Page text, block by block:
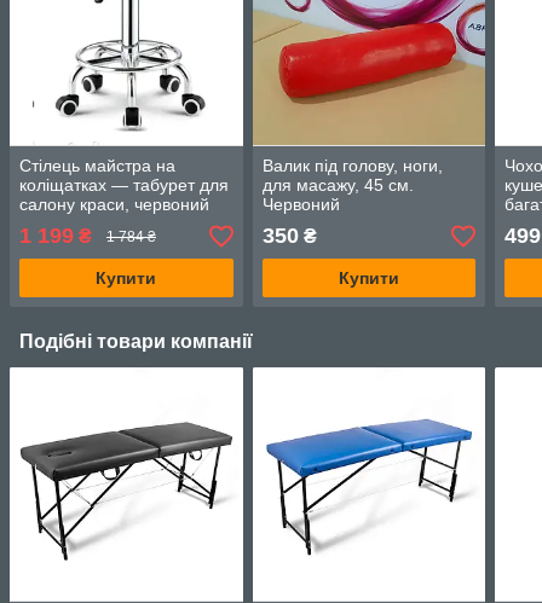
Стілець майстра на
коліщатках — табурет для
салону краси, червоний
1 199 ₴ 1 784 ₴
Купити
Валик під голову, ноги,
для масажу, 45 см.
Червоний
350₴
Купити
499
Подібні товари компанії